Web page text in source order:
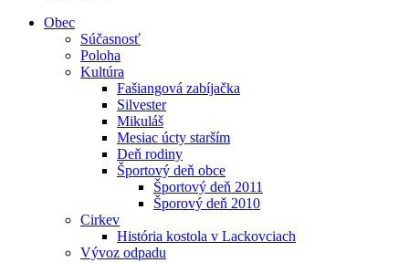
Obec
Súčasnosť
Poloha
Kultúra
Fašiangová zabíjačka
Silvester
Mikuláš
Mesiac úcty starším
Deň rodiny
Športový deň obce
Športový deň 2011
Šporový deň 2010
Cirkev
História kostola v Lackovciach
Vývoz odpadu